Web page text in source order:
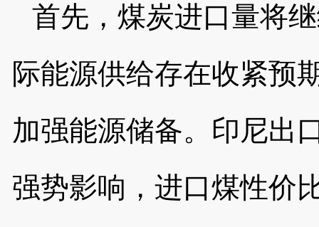
首先，煤炭进口量将
际能源供给存在收紧预
加强能源储备。印尼出
强势影响，进口煤性价